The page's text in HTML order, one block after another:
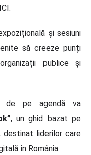
și sesiuni
să creeze punți
publice și
de pe agendă va
, un ghid bazat pe
destinat liderilor care
în România.